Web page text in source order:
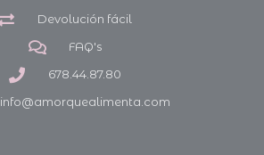
Devolución fácil
FAQ's
678.44.87.80
info@amorquealimenta.com